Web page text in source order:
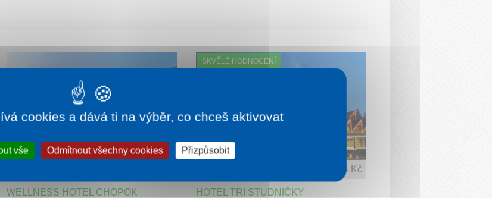
WELLNESS HOTEL CHOPOK
SKVĚLÉ HODNOCENÍ
HOTEL TRI STUDNIČKY
1 784 Kč
cookies a dává ti na výběr, co chceš aktivovat
vše Odmítnout všechny cookies Přizpůsobit